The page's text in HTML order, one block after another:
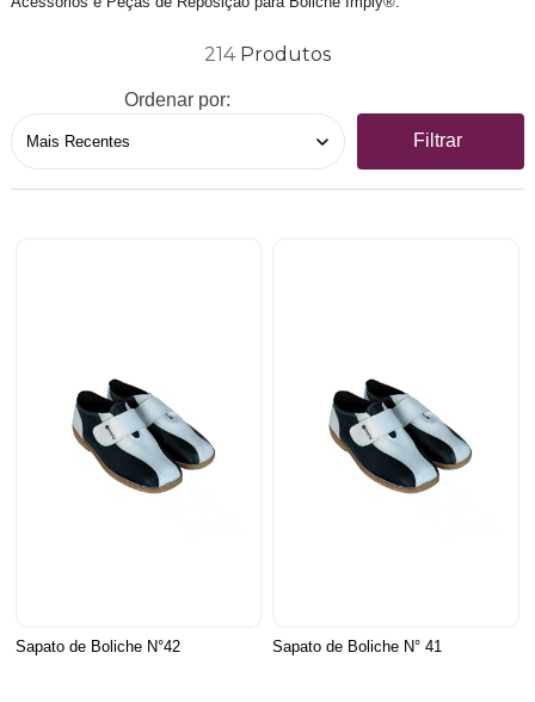
214
Ordenar por:
Filtrar
Sapato de Boliche N°42 Sapato de Boliche N° 41